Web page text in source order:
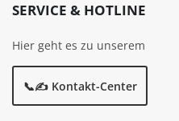
SERVICE & HOTLINE
Hier geht es zu unserem
📞✍️ Kontakt-Center